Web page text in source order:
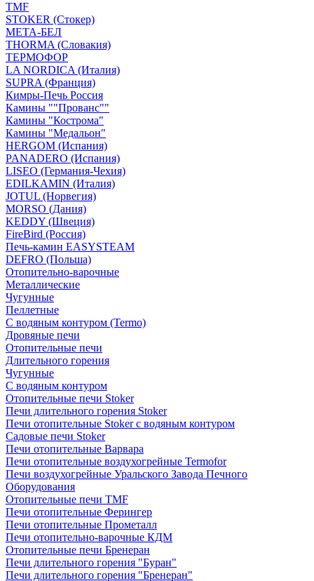
TMF
STOKER (Стокер)
МЕТА-БЕЛ
THORMA (Словакия)
ТЕРМОФОР
LA NORDICA (Италия)
SUPRA (Франция)
Кимры-Печь Россия
Камины ""Прованс""
Камины "Кострома"
Камины "Медальон"
HERGOM (Испания)
PANADERO (Испания)
LISEO (Германия-Чехия)
EDILKAMIN (Италия)
JOTUL (Норвегия)
MORSO (Дания)
KEDDY (Швеция)
FireBird (Россия)
Печь-камин EASYSTEAM
DEFRO (Польша)
Отопительно-варочные
Металлические
Чугунные
Пеллетные
С водяным контуром (Termo)
Дровяные печи
Отопительные печи
Длительного горения
Чугунные
C водяным контуром
Отопительные печи Stoker
Печи длительного горения Stoker
Печи отопительные Stoker с водяным контуром
Садовые печи Stoker
Печи отопительные Варвара
Печи отопительные воздухогрейные Termofor
Печи воздухогрейные Уральского Завода Печного
Оборудования
Отопительные печи TMF
Печи отопительные Ферингер
Печи отопительные Прометалл
Печи отопительно-варочные КДМ
Отопительные печи Бренеран
Печи длительного горения "Буран"
Печи длительного горения "Бренеран"